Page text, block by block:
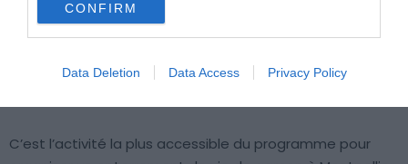
CONFIRM
Data Deletion Data Access Privacy Policy
C’est l’activité la plus accessible du programme pour